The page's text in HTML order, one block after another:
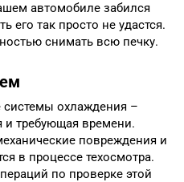
автомобиле забился
его так просто не удастся.
снимать всю печку.
системы охлаждения –
и требующая времени.
повреждения и
в процессе техосмотра.
по проверке этой